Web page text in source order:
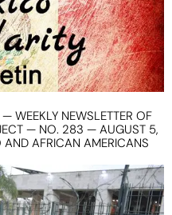
WEEKLY NEWSLETTER OF
— NO. 283 — AUGUST 5,
AFRICAN AMERICANS